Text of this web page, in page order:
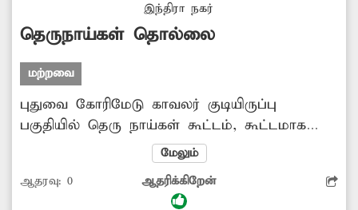
இந்திரா நகர்
தெருநாய்கள் தொல்லை
மற்றவை
புதுவை கோரிமேடு காவலர் குடியிருப்பு
பகுதியில் தெரு நாய்கள் கூட்டம், கூட்டமாக
சுற்றித்திரிகிறது. இதனால் அப்பகுதி மக்கள்
அச்சத்தில் உள்ளனர். இதனை கட்டுப்படுத்த
நடவடிக்கை எடுக்கவேண்டும். தினேஷ்,
மேலும்
ஆதரவு: 0 ஆதரிக்கிறேன்